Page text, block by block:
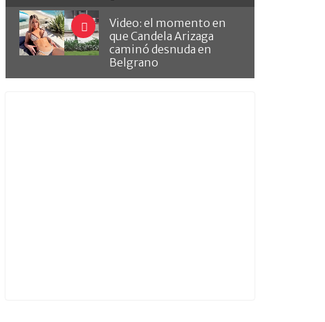
Video: el momento en
que Candela Arizaga
caminó desnuda en
Belgrano